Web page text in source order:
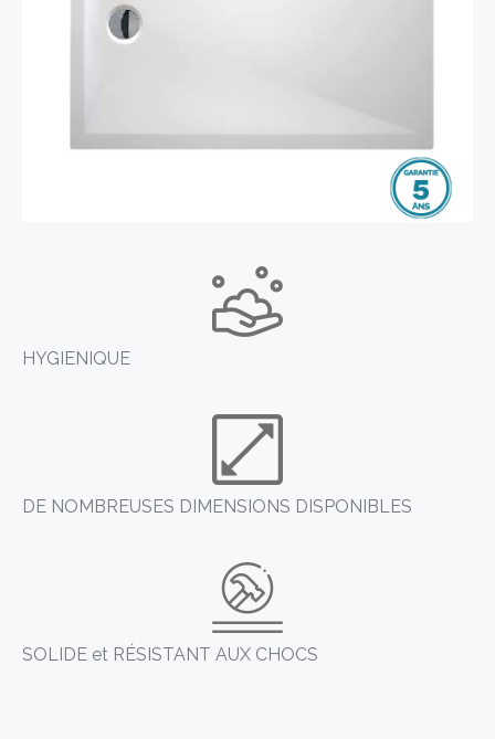
HYGIENIQUE
DE NOMBREUSES DIMENSIONS DISPONIBLES
SOLIDE et RÉSISTANT AUX CHOCS